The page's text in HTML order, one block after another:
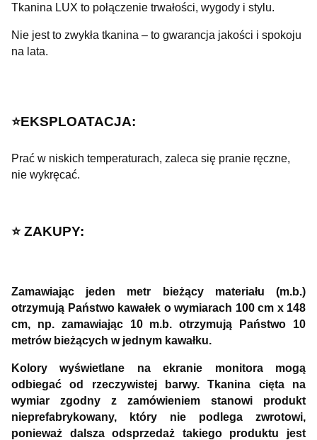
Tkanina LUX to połączenie trwałości, wygody i stylu.
Nie jest to zwykła tkanina – to gwarancja jakości i spokoju
na lata.
⭐️EKSPLOATACJA:
Prać w niskich temperaturach, zaleca się pranie ręczne,
nie wykręcać.
⭐️ ZAKUPY:
Zamawiając jeden metr bieżący materiału (m.b.)
otrzymują Państwo kawałek o wymiarach 100 cm x 148
cm, np. zamawiając 10 m.b. otrzymują Państwo 10
metrów bieżących w jednym kawałku.
Kolory wyświetlane na ekranie monitora mogą
odbiegać od rzeczywistej barwy. Tkanina cięta na
wymiar zgodny z zamówieniem stanowi produkt
nieprefabrykowany, który nie podlega zwrotowi,
ponieważ dalsza odsprzedaż takiego produktu jest